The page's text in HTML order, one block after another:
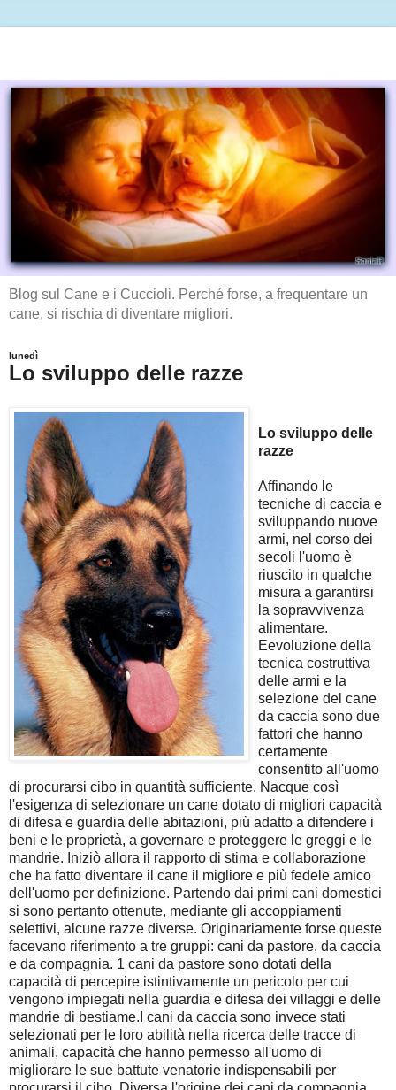
Blog sul Cane e i Cuccioli. Perché forse, a frequentare un
cane, si rischia di diventare migliori.
lunedì
Lo sviluppo delle razze
Lo sviluppo delle
razze
Affinando le
tecniche di caccia e
sviluppando nuove
armi, nel corso dei
secoli l'uomo è
riuscito in qualche
misura a garantirsi
la sopravvivenza
alimentare.
Eevoluzione della
tecnica costruttiva
delle armi e la
selezione del cane
da caccia sono due
fattori che hanno
certamente
consentito all'uomo
di procurarsi cibo in quantità sufficiente. Nacque così
l'esigenza di selezionare un cane dotato di migliori capacità
di difesa e guardia delle abitazioni, più adatto a difendere i
beni e le proprietà, a governare e proteggere le greggi e le
mandrie. Iniziò allora il rapporto di stima e collaborazione
che ha fatto diventare il cane il migliore e più fedele amico
dell'uomo per definizione. Partendo dai primi cani domestici
si sono pertanto ottenute, mediante gli accoppiamenti
selettivi, alcune razze diverse. Originariamente forse queste
facevano riferimento a tre gruppi: cani da pastore, da caccia
e da compagnia. 1 cani da pastore sono dotati della
capacità di percepire istintivamente un pericolo per cui
vengono impiegati nella guardia e difesa dei villaggi e delle
mandrie di bestiame.I cani da caccia sono invece stati
selezionati per le loro abilità nella ricerca delle tracce di
animali, capacità che hanno permesso all'uomo di
migliorare le sue battute venatorie indispensabili per